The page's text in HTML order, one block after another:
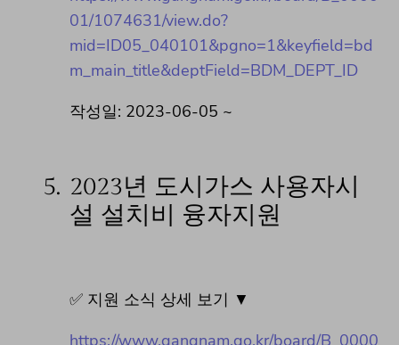
01/1074631/view.do?
mid=ID05_040101&pgno=1&keyfield=bd
m_main_title&deptField=BDM_DEPT_ID
작성일: 2023-06-05 ~
5. 2023년 도시가스 사용자시
설 설치비 융자지원
✅ 지원 소식 상세 보기 ▼
https://www.gangnam.go.kr/board/B_0000